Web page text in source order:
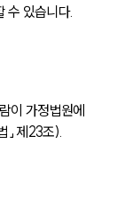
수 있습니다.
이 가정법원에
」 제23조).